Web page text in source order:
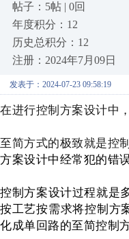
帖子：5帖 | 0回
年度积分：12
历史总积分：12
注册：2024年7月09日
发表于：2024-07-23 09:58:19
在进行控制方案设计中
至简方式的极致就是控
方案设计中经常犯的错
控制方案设计过程就是
按工艺按需求将控制方
化成单回路的至简控制方